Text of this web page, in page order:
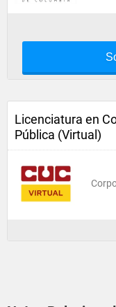
Licenciatura en
Pública (Virtual)